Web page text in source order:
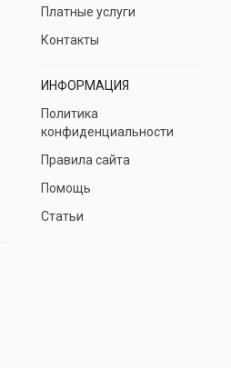
Платные услуги
Контакты
ИНФОРМАЦИЯ
Политика
конфиденциальности
Правила сайта
Помощь
Статьи